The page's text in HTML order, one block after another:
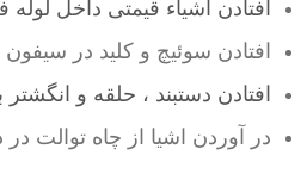
افتادن اشیاء قیمتی داخل لوله
افتادن سوئیچ و کلید در
افتادن دستبند ، حلقه و
در آوردن اشیا از چاه توالت در